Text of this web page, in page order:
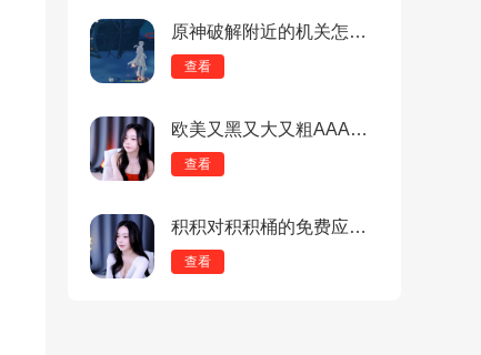
原神破解附近的机关怎么做？原神破解附近的机关攻略
查看
欧美又黑又大又粗AAAAA：最热门的无限制连麦直播，全新探索！
查看
积积对积积桶的免费应用：最热门的空降首次免费跳舞直播，多样化社交！
查看